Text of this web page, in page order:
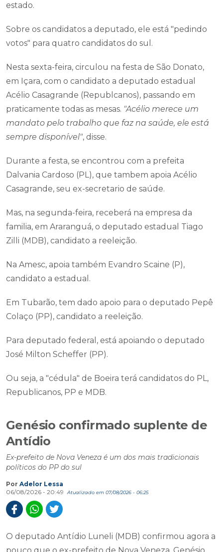
estado.
Sobre os candidatos a deputado, ele está "pedindo
votos" para quatro candidatos do sul.
Nesta sexta-feira, circulou na festa de São Donato,
em Içara, com o candidato a deputado estadual
Acélio Casagrande (Republcanos), passando em
praticamente todas as mesas. "Acélio merece um
mandato pelo trabalho que faz na saúde, ele está
sempre disponível", disse.
Durante a festa, se encontrou com a prefeita
Dalvania Cardoso (PL), que tambem apoia Acélio
Casagrande, seu ex-secretario de saúde.
Mas, na segunda-feira, receberá na empresa da
familia, em Araranguá, o deputado estadual Tiago
Zilli (MDB), candidato a reeleição.
Na Amesc, apoia também Evandro Scaine (P),
candidato a estadual.
Em Tubarão, tem dado apoio para o deputado Pepê
Colaço (PP), candidato a reeleição.
Para deputado federal, está apoiando o deputado
José Milton Scheffer (PP).
Ou seja, a "cédula" de Boeira terá candidatos do PL,
Republicanos, PP e MDB.
Genésio confirmado suplente de
Antídio
Ex-prefeito de Nova Veneza é um dos mais tradicionais
políticos do PP do sul
Por Adelor Lessa
06/08/2026 - 20:49
Atualizado em 07/08/2026 - 06:25
O deputado Antídio Luneli (MDB) confirmou agora a